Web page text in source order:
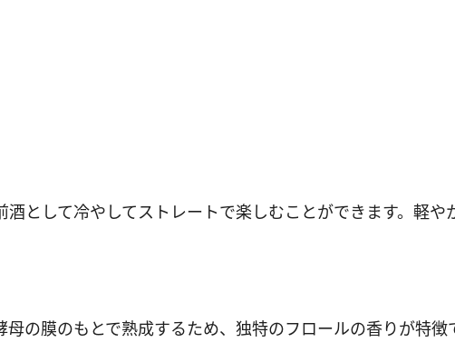
として冷やしてストレートで楽しむことができます。軽や
の膜のもとで熟成するため、独特のフロールの香りが特徴